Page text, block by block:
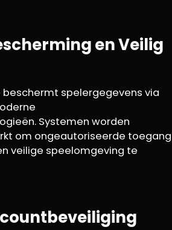
en Veilig
beschermt spelergegevens via
Systemen worden
om ongeautoriseerde toegang
veilige speelomgeving te